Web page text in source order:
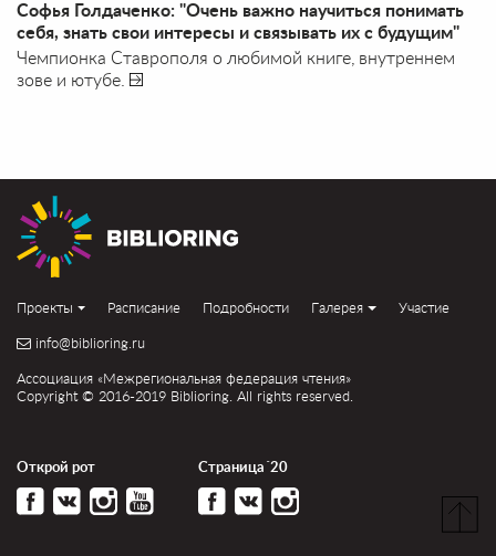
Софья Голдаченко: "Очень важно научиться понимать
себя, знать свои интересы и связывать их с будущим"
Чемпионка Ставрополя о любимой книге, внутреннем
зове и ютубе.
Проекты Расписание Подробности Галерея
Участие
info@biblioring.ru
Ассоциация «Межрегиональная федерация чтения»
Copyright © 2016-2019 Biblioring. All rights reserved.
Открой рот Страница´20